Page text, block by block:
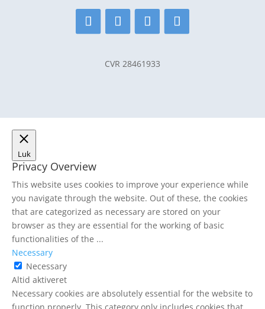
CVR 28461933
Luk
Privacy Overview
This website uses cookies to improve your experience while
you navigate through the website. Out of these, the cookies
that are categorized as necessary are stored on your
browser as they are essential for the working of basic
functionalities of the ...
Necessary
Necessary
Altid aktiveret
Necessary cookies are absolutely essential for the website to